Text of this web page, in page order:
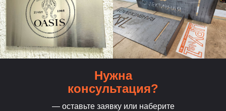
Нужна
консультация?
— оставьте заявку или наберите